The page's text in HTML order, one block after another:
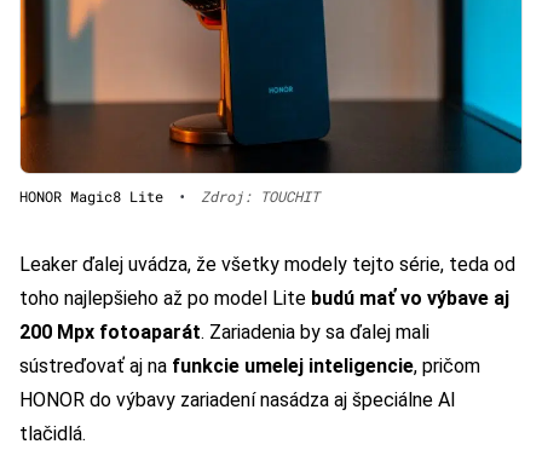
HONOR Magic8 Lite • Zdroj: TOUCHIT
Leaker ďalej uvádza, že všetky modely tejto série, teda od
toho najlepšieho až po model Lite budú mať vo výbave aj
200 Mpx fotoaparát. Zariadenia by sa ďalej mali
sústreďovať aj na funkcie umelej inteligencie, pričom
HONOR do výbavy zariadení nasádza aj špeciálne AI
tlačidlá.